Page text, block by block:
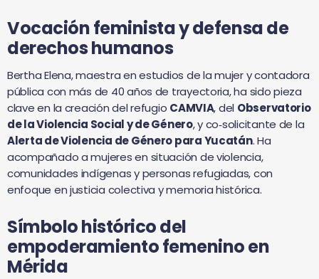
Vocación feminista y defensa de
derechos humanos
Bertha Elena, maestra en estudios de la mujer y contadora
pública con más de 40 años de trayectoria, ha sido pieza
clave en la creación del refugio CAMVIA, del Observatorio
de la Violencia Social y de Género, y co‑solicitante de la
Alerta de Violencia de Género para Yucatán. Ha
acompañado a mujeres en situación de violencia,
comunidades indígenas y personas refugiadas, con
enfoque en justicia colectiva y memoria histórica.
Símbolo histórico del
empoderamiento femenino en
Mérida